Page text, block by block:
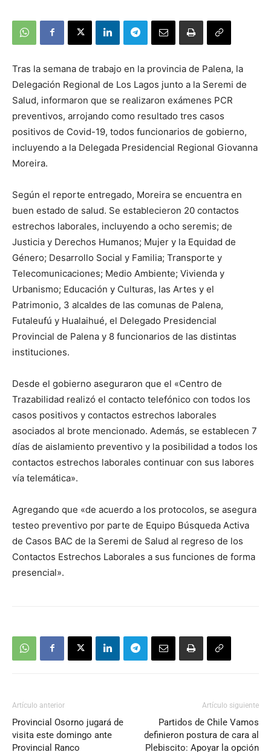
Tras la semana de trabajo en la provincia de Palena, la
Delegación Regional de Los Lagos junto a la Seremi de
Salud, informaron que se realizaron exámenes PCR
preventivos, arrojando como resultado tres casos
positivos de Covid-19, todos funcionarios de gobierno,
incluyendo a la Delegada Presidencial Regional Giovanna
Moreira.
Según el reporte entregado, Moreira se encuentra en
buen estado de salud. Se establecieron 20 contactos
estrechos laborales, incluyendo a ocho seremis; de
Justicia y Derechos Humanos; Mujer y la Equidad de
Género; Desarrollo Social y Familia; Transporte y
Telecomunicaciones; Medio Ambiente; Vivienda y
Urbanismo; Educación y Culturas, las Artes y el
Patrimonio, 3 alcaldes de las comunas de Palena,
Futaleufú y Hualaihué, el Delegado Presidencial
Provincial de Palena y 8 funcionarios de las distintas
instituciones.
Desde el gobierno aseguraron que el «Centro de
Trazabilidad realizó el contacto telefónico con todos los
casos positivos y contactos estrechos laborales
asociados al brote mencionado. Además, se establecen 7
días de aislamiento preventivo y la posibilidad a todos los
contactos estrechos laborales continuar con sus labores
vía telemática».
Agregando que «de acuerdo a los protocolos, se asegura
testeo preventivo por parte de Equipo Búsqueda Activa
de Casos BAC de la Seremi de Salud al regreso de los
Contactos Estrechos Laborales a sus funciones de forma
presencial».
Artículo anterior
Provincial Osorno jugará de
visita este domingo ante
Provincial Ranco
Artículo siguiente
Partidos de Chile Vamos
definieron postura de cara al
Plebiscito: Apoyar la opción